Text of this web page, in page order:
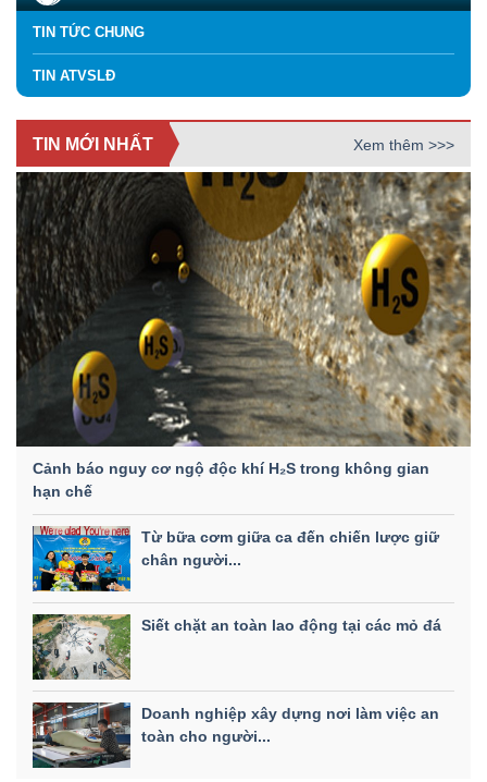
TIN TỨC CHUNG
TIN ATVSLĐ
TIN MỚI NHẤT Xem thêm >>>
Cảnh báo nguy cơ ngộ độc khí H₂S trong không gian
hạn chế
Từ bữa cơm giữa ca đến chiến lược giữ
chân người...
Siết chặt an toàn lao động tại các mỏ đá
Doanh nghiệp xây dựng nơi làm việc an
toàn cho người...